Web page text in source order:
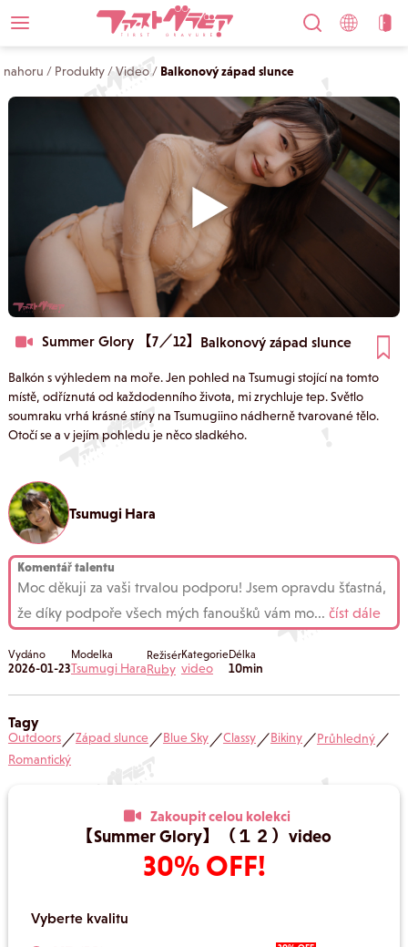
nahoru / Produkty /Video/ Balkonový západ slunce
Summer Glory 【7／12】 Balkonový západ slunce
Balkón s výhledem na moře. Jen pohled na Tsumugi stojící na tomto
místě, odříznutá od každodenního života, mi zrychluje tep. Světlo
soumraku vrhá krásné stíny na Tsumugiino nádherně tvarované tělo.
Otočí se a v jejím pohledu je něco sladkého.
Tsumugi Hara
Komentář talentu
Moc děkuji za vaši trvalou podporu! Jsem opravdu šťastná,
že díky podpoře všech mých fanoušků vám mo... číst dále
Vydáno
2026-01-23
Modelka
Tsumugi Hara
Režisér
Ruby
Kategorie
video
Délka
10min
Tagy
Outdoors／Západ slunce／Blue Sky／Classy／Bikiny／Průhledný／
Romantický
Zakoupit celou kolekci
【Summer Glory】（１２）video
30% OFF!
Vyberte kvalitu